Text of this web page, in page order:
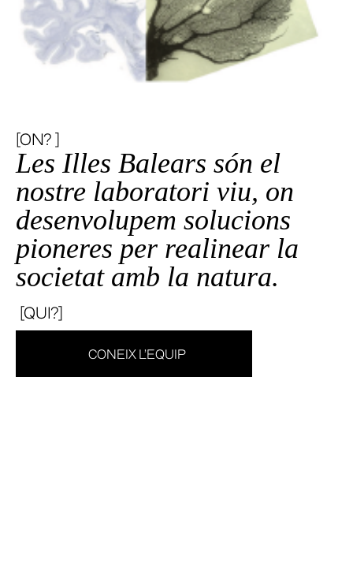
[ON? ]
Les Illes Balears són el
nostre laboratori viu, on
desenvolupem solucions
pioneres per realinear la
societat amb la natura.
[QUI?]
CONEIX L’EQUIP